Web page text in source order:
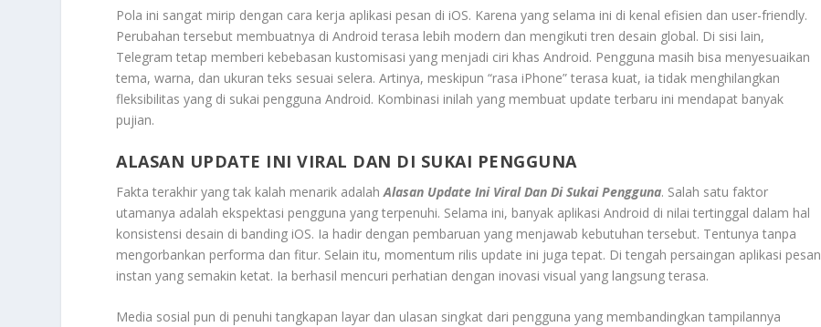
Pola ini sangat mirip dengan cara kerja aplikasi pesan di iOS. Karena yang selama ini di kenal efisien dan user-friendly.
Perubahan tersebut membuatnya di Android terasa lebih modern dan mengikuti tren desain global. Di sisi lain,
Telegram tetap memberi kebebasan kustomisasi yang menjadi ciri khas Android. Pengguna masih bisa menyesuaikan
tema, warna, dan ukuran teks sesuai selera. Artinya, meskipun “rasa iPhone” terasa kuat, ia tidak menghilangkan
fleksibilitas yang di sukai pengguna Android. Kombinasi inilah yang membuat update terbaru ini mendapat banyak
pujian.
ALASAN UPDATE INI VIRAL DAN DI SUKAI PENGGUNA
Fakta terakhir yang tak kalah menarik adalahAlasan Update Ini Viral Dan Di Sukai Pengguna. Salah satu faktor
utamanya adalah ekspektasi pengguna yang terpenuhi. Selama ini, banyak aplikasi Android di nilai tertinggal dalam hal
konsistensi desain di banding iOS. Ia hadir dengan pembaruan yang menjawab kebutuhan tersebut. Tentunya tanpa
mengorbankan performa dan fitur. Selain itu, momentum rilis update ini juga tepat. Di tengah persaingan aplikasi pesan
instan yang semakin ketat. Ia berhasil mencuri perhatian dengan inovasi visual yang langsung terasa.
Media sosial pun di penuhi tangkapan layar dan ulasan singkat dari pengguna yang membandingkan tampilannya